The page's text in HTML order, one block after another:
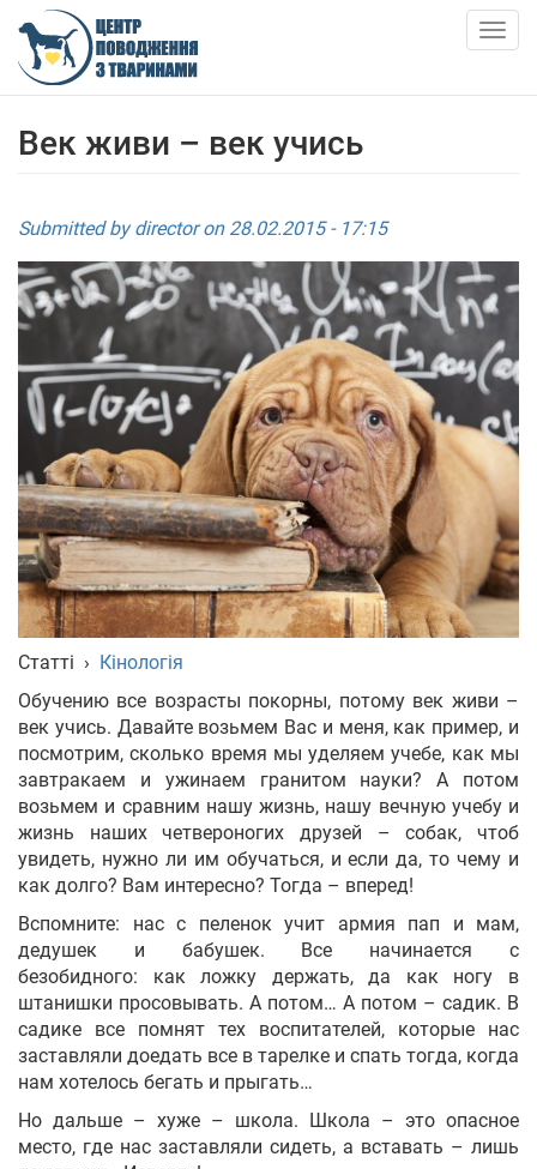
main
content
ПРО НАС
ПОСЛУГИ
ПРИТУЛОК
АНКЕТИ ТВАРИН
КОНТАКТИ
Укр Рус Eng
Век живи – век учись
Submitted bydirectoron 28.02.2015 - 17:15
Статті › Кінологія
Обучению все возрасты покорны, потому век живи –
век учись. Давайте возьмем Вас и меня, как пример, и
посмотрим, сколько время мы уделяем учебе, как мы
завтракаем и ужинаем гранитом науки? А потом
возьмем и сравним нашу жизнь, нашу вечную учебу и
жизнь наших четвероногих друзей – собак, чтоб
увидеть, нужно ли им обучаться, и если да, то чему и
как долго? Вам интересно? Тогда – вперед!
Вспомните: нас с пеленок учит армия пап и мам,
дедушек и бабушек. Все начинается с
безобидного: как ложку держать, да как ногу в
штанишки просовывать. А потом… А потом – садик. В
садике все помнят тех воспитателей, которые нас
заставляли доедать все в тарелке и спать тогда, когда
нам хотелось бегать и прыгать…
Но дальше – хуже – школа. Школа – это опасное
место, где нас заставляли сидеть, а вставать – лишь